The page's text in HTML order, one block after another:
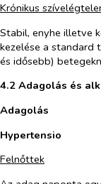
Krónikus
Stabil, enyhe illetve
kezelése a standard
és idősebb)
4.2 Adagolás és
Adagolás
Hypertensio
Felnőttek